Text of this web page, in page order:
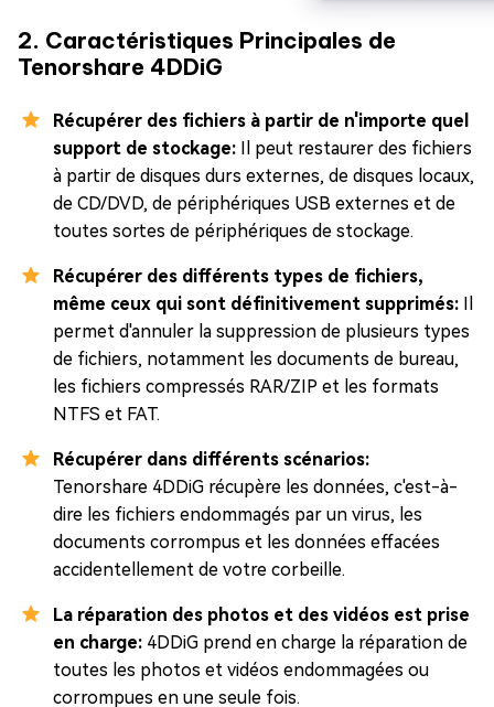
2. Caractéristiques Principales de
Tenorshare 4DDiG
Récupérer des fichiers à partir de n'importe quel
support de stockage: Il peut restaurer des fichiers
à partir de disques durs externes, de disques locaux,
de CD/DVD, de périphériques USB externes et de
toutes sortes de périphériques de stockage.
Récupérer des différents types de fichiers,
même ceux qui sont définitivement supprimés: Il
permet d'annuler la suppression de plusieurs types
de fichiers, notamment les documents de bureau,
les fichiers compressés RAR/ZIP et les formats
NTFS et FAT.
Récupérer dans différents scénarios:
Tenorshare 4DDiG récupère les données, c'est-à-
dire les fichiers endommagés par un virus, les
documents corrompus et les données effacées
accidentellement de votre corbeille.
La réparation des photos et des vidéos est prise
en charge: 4DDiG prend en charge la réparation de
toutes les photos et vidéos endommagées ou
corrompues en une seule fois.